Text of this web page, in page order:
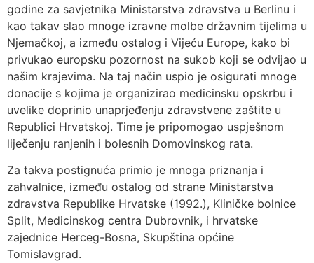
godine za savjetnika Ministarstva zdravstva u Berlinu i
kao takav slao mnoge izravne molbe državnim tijelima u
Njemačkoj, a između ostalog i Vijeću Europe, kako bi
privukao europsku pozornost na sukob koji se odvijao u
našim krajevima. Na taj način uspio je osigurati mnoge
donacije s kojima je organizirao medicinsku opskrbu i
uvelike doprinio unaprjeđenju zdravstvene zaštite u
Republici Hrvatskoj. Time je pripomogao uspješnom
liječenju ranjenih i bolesnih Domovinskog rata.
Za takva postignuća primio je mnoga priznanja i
zahvalnice, između ostalog od strane Ministarstva
zdravstva Republike Hrvatske (1992.), Kliničke bolnice
Split, Medicinskog centra Dubrovnik, i hrvatske
zajednice Herceg-Bosna, Skupština općine
Tomislavgrad.